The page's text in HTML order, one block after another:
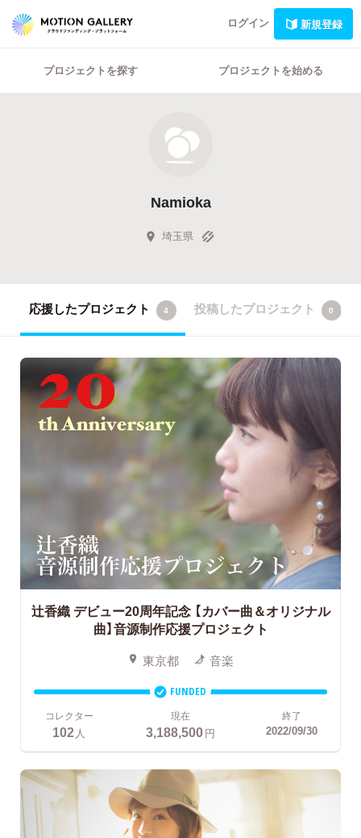
ログイン 新規登録
プロジェクトを探す プロジェクトを始める
Namioka
埼玉県
応援したプロジェクト 4 投稿したプロジェクト 0
辻香織 デビュー20周年記念 【カバー曲＆オリジナル
曲】音源制作応援プロジェクト
東京都 音楽
FUNDED
コレクター
102 人
現在
3,188,500円
終了
2022/09/30